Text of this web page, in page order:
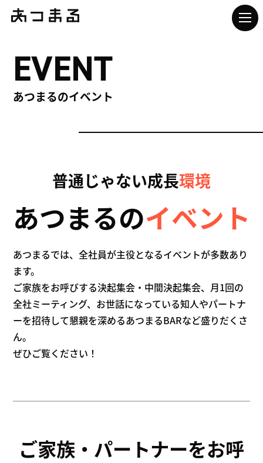
あつまるのイベント
EVENT
普通じゃない成長環境
あつまるのイベント
あつまるでは、全社員が主役となるイベントが多数あり
ます。
ご家族をお呼びする決起集会・中間決起集会、月1回の
全社ミーティング、 お世話になっている知人やパートナ
ーを招待して懇親を深めるあつまるBARなど盛りだくさ
ん。
ぜひご覧ください！
ご家族・パートナーをお呼